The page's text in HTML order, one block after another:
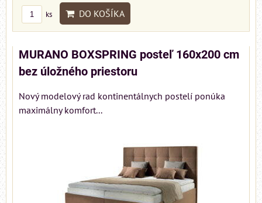
ks DO KOŠÍKA
MURANO BOXSPRING posteľ 160x200 cm
bez úložného priestoru
Nový modelový rad kontinentálnych postelí ponúka
maximálny komfort...